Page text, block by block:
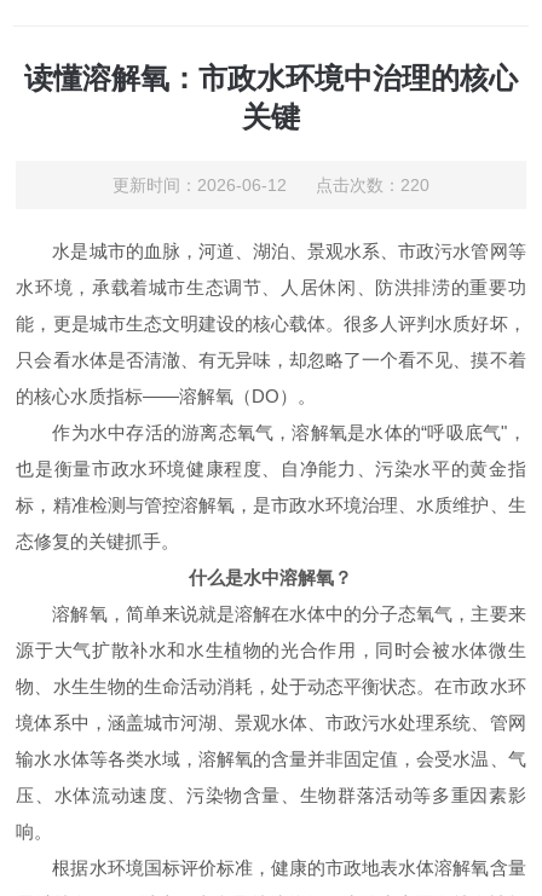
读懂溶解氧：市政水环境中治理的核心
关键
更新时间：2026-06-12 点击次数：220
水是城市的血脉，河道、湖泊、景观水系、市政污水管网等
水环境，承载着城市生态调节、人居休闲、防洪排涝的重要功
能，更是城市生态文明建设的核心载体。很多人评判水质好坏，
只会看水体是否清澈、有无异味，却忽略了一个看不见、摸不着
的核心水质指标——溶解氧（DO）。
作为水中存活的游离态氧气，溶解氧是水体的“呼吸底气"，
也是衡量市政水环境健康程度、自净能力、污染水平的黄金指
标，精准检测与管控溶解氧，是市政水环境治理、水质维护、生
态修复的关键抓手。
什么是水中溶解氧？
溶解氧，简单来说就是溶解在水体中的分子态氧气，主要来
源于大气扩散补水和水生植物的光合作用，同时会被水体微生
物、水生生物的生命活动消耗，处于动态平衡状态。在市政水环
境体系中，涵盖城市河湖、景观水体、市政污水处理系统、管网
输水水体等各类水域，溶解氧的含量并非固定值，会受水温、气
压、水体流动速度、污染物含量、生物群落活动等多重因素影
响。
根据水环境国标评价标准，健康的市政地表水体溶解氧含量